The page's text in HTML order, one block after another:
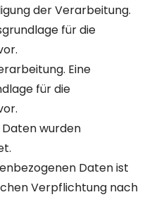
der Verarbeitung.
für die
Eine
für die
wurden
Daten ist
Verpflichtung nach